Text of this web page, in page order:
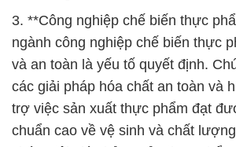
3. **Công nghiệp chế biến thực
ngành công nghiệp chế biến thực
và an toàn là yếu tố quyết định.
các giải pháp hóa chất an toàn và
trợ việc sản xuất thực phẩm đạt
chuẩn cao về vệ sinh và chất